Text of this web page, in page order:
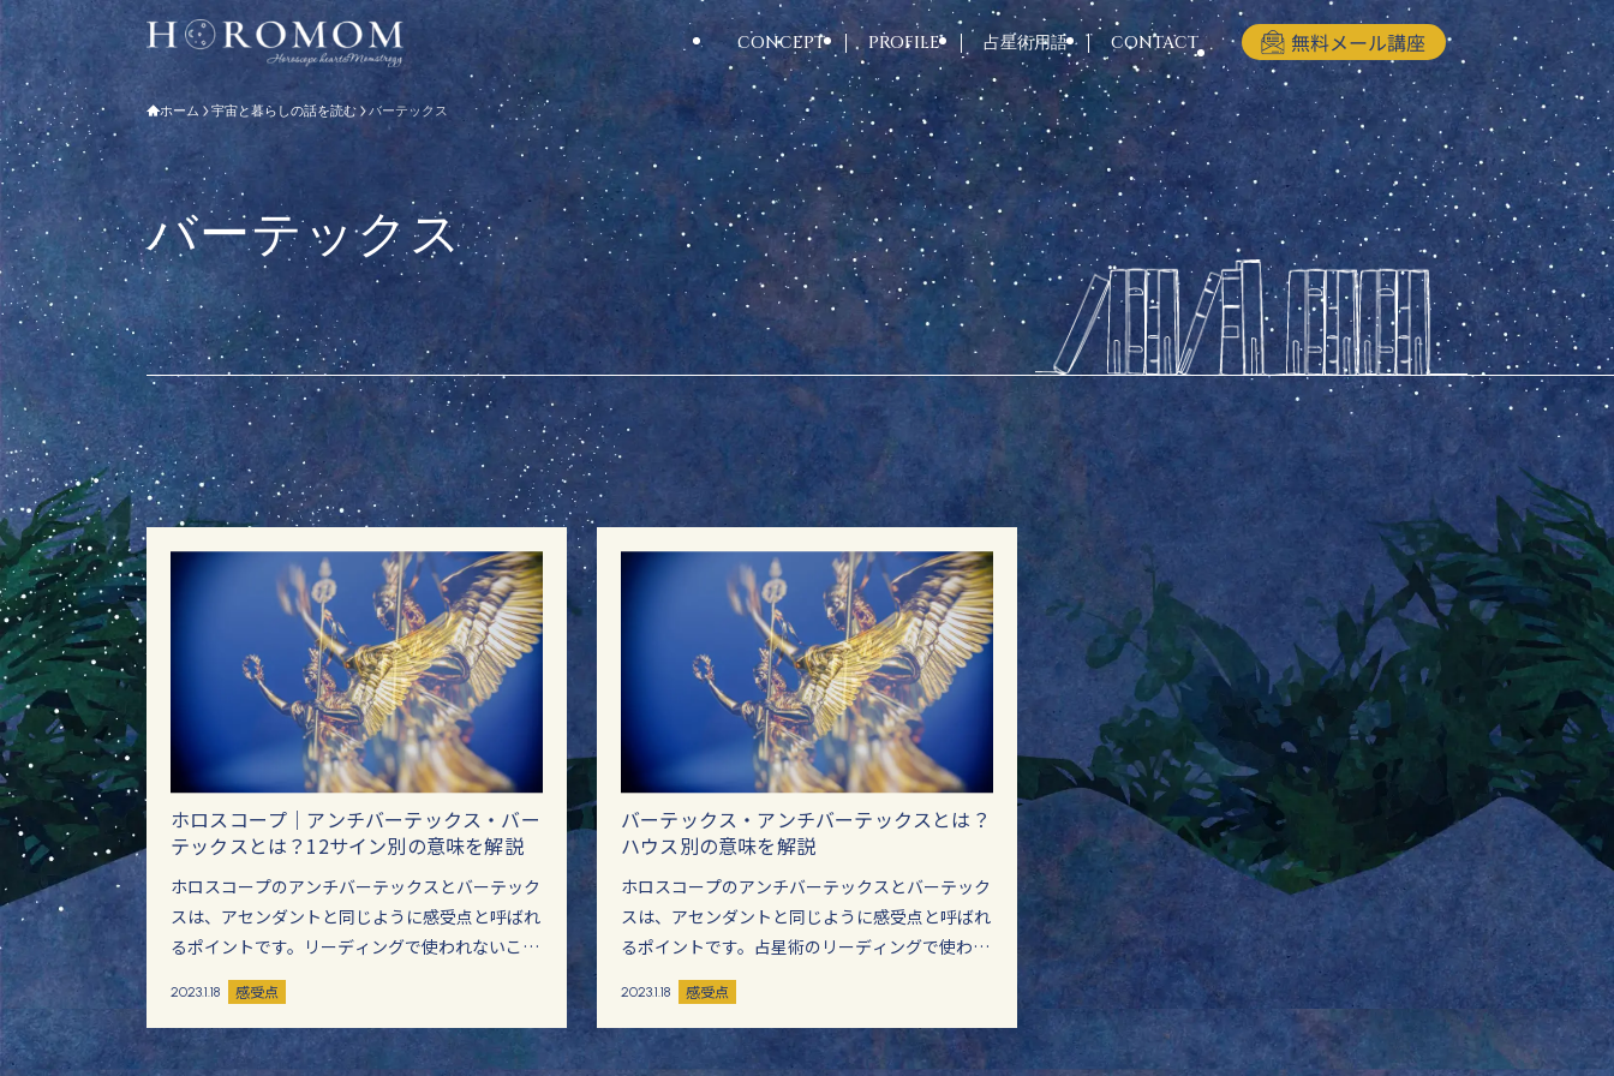
CONCEPT PROFILE 占星術用語 CONTACT
ホーム 宇宙と暮らしの話を読む バーテックス
バーテックス
ホロスコープ｜アンチバーテックス・バー
テックスとは？12サイン別の意味を解説
ホロスコープのアンチバーテックスとバーテック
スは、アセンダントと同じように感受点と呼ばれ
るポイントです。リーディングで使われないこと
も多いですが、実はアセンダントと同様に重要な
ポイントです。 アセンダントどディセンダント、
MCとICの…
2023.1.18 感受点
バーテックス・アンチバーテックスとは？
ハウス別の意味を解説
ホロスコープのアンチバーテックスとバーテック
スは、アセンダントと同じように感受点と呼ばれ
るポイントです。占星術のリーディングで使われ
ないことも多いですが、実はアセンダントと同様
に重要なポイントです。 アセンダントどディセン
ダント、MC…
2023.1.18 感受点